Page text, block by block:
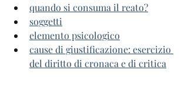
quando si consuma il reato?
soggetti
elemento psicologico
cause di giustificazione: esercizio
del diritto di cronaca e di critica